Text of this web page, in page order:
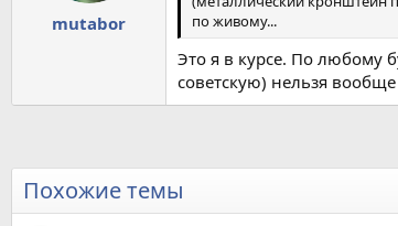
mutabor
по живому...
Это я в курсе. По любому
советскую) нельзя
Похожие темы